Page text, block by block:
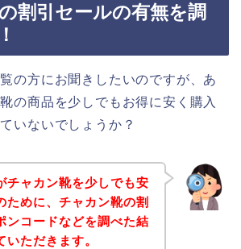
割引セールの有無を調
の方にお聞きしたいのですが、あ
の商品を少しでもお得に安く購入
いないでしょうか？
チャカン靴を少しでも安
ために、チャカン靴の割
ンコードなどを調べた結
ただきます。